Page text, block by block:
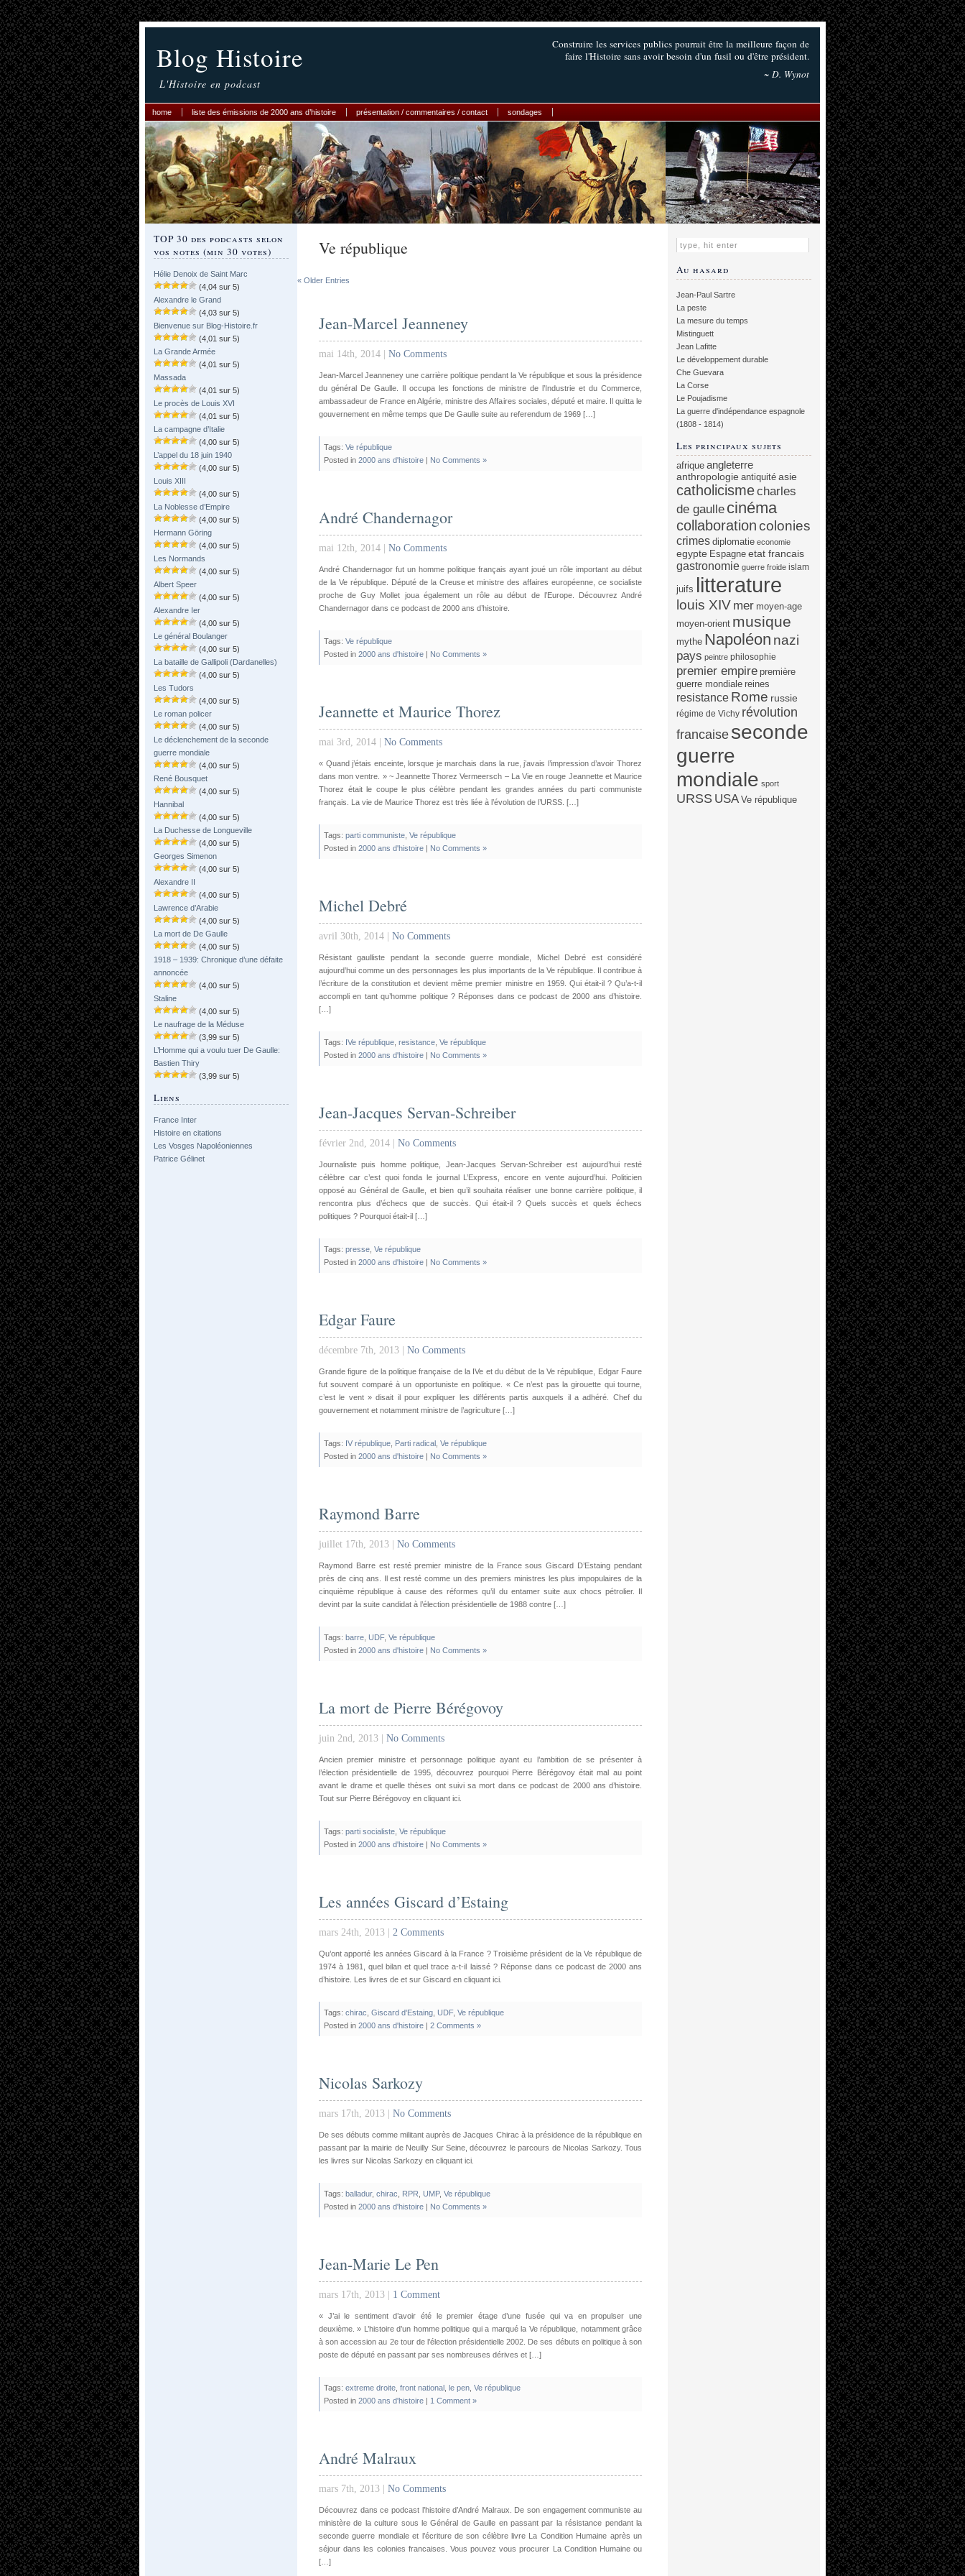
Blog Histoire
L'Histoire en podcast
Construire les services publics pourrait être la meilleure façon de
faire l'Histoire sans avoir besoin d'un fusil ou d'être président.
~ D. Wynot
home liste des émissions de 2000 ans d’histoire présentation / commentaires / contact sondages
TOP 30 des podcasts selon
vos notes (min 30 votes)
Hélie Denoix de Saint Marc
(4,04 sur 5)
Alexandre le Grand
(4,03 sur 5)
Bienvenue sur Blog-Histoire.fr
(4,01 sur 5)
La Grande Armée
(4,01 sur 5)
Massada
(4,01 sur 5)
Le procès de Louis XVI
(4,01 sur 5)
La campagne d’Italie
(4,00 sur 5)
L’appel du 18 juin 1940
(4,00 sur 5)
Louis XIII
(4,00 sur 5)
La Noblesse d’Empire
(4,00 sur 5)
Hermann Göring
(4,00 sur 5)
Les Normands
(4,00 sur 5)
Albert Speer
(4,00 sur 5)
Alexandre Ier
(4,00 sur 5)
Le général Boulanger
(4,00 sur 5)
La bataille de Gallipoli (Dardanelles)
(4,00 sur 5)
Les Tudors
(4,00 sur 5)
Le roman policer
(4,00 sur 5)
Le déclenchement de la seconde
guerre mondiale
(4,00 sur 5)
René Bousquet
(4,00 sur 5)
Hannibal
(4,00 sur 5)
La Duchesse de Longueville
(4,00 sur 5)
Georges Simenon
(4,00 sur 5)
Alexandre II
(4,00 sur 5)
Lawrence d’Arabie
(4,00 sur 5)
La mort de De Gaulle
(4,00 sur 5)
1918 – 1939: Chronique d’une défaite
annoncée
(4,00 sur 5)
Staline
(4,00 sur 5)
Le naufrage de la Méduse
(3,99 sur 5)
L’Homme qui a voulu tuer De Gaulle:
Bastien Thiry
(3,99 sur 5)
Liens
France Inter
Histoire en citations
Les Vosges Napoléoniennes
Patrice Gélinet
Ve république
« Older Entries
Jean-Marcel Jeanneney
mai 14th, 2014 | No Comments
Jean-Marcel Jeanneney une carrière politique pendant la Ve république et sous la présidence
du général De Gaulle. Il occupa les fonctions de ministre de l’Industrie et du Commerce,
ambassadeur de France en Algérie, ministre des Affaires sociales, député et maire. Il quitta le
gouvernement en même temps que De Gaulle suite au referendum de 1969 […]
Tags: Ve république
Posted in 2000 ans d'histoire | No Comments »
André Chandernagor
mai 12th, 2014 | No Comments
André Chandernagor fut un homme politique français ayant joué un rôle important au début
de la Ve république. Député de la Creuse et ministre des affaires européenne, ce socialiste
proche de Guy Mollet joua également un rôle au début de l’Europe. Découvrez André
Chandernagor dans ce podcast de 2000 ans d’histoire.
Tags: Ve république
Posted in 2000 ans d'histoire | No Comments »
Jeannette et Maurice Thorez
mai 3rd, 2014 | No Comments
« Quand j’étais enceinte, lorsque je marchais dans la rue, j’avais l’impression d’avoir Thorez
dans mon ventre. » ~ Jeannette Thorez Vermeersch – La Vie en rouge Jeannette et Maurice
Thorez était le coupe le plus célèbre pendant les grandes années du parti communiste
français. La vie de Maurice Thorez est très liée à l’évolution de l’URSS. […]
Tags: parti communiste Ve république
Posted in 2000 ans d'histoire | No Comments »
Michel Debré
avril 30th, 2014 | No Comments
Résistant gaulliste pendant la seconde guerre mondiale, Michel Debré est considéré
aujourd’hui comme un des personnages les plus importants de la Ve république. Il contribue à
l’écriture de la constitution et devient même premier ministre en 1959. Qui était-il ? Qu’a-t-il
accompli en tant qu’homme politique ? Réponses dans ce podcast de 2000 ans d’histoire.
[…]
Tags: IVe république resistance Ve république
Posted in 2000 ans d'histoire | No Comments »
Jean-Jacques Servan-Schreiber
février 2nd, 2014 | No Comments
Journaliste puis homme politique, Jean-Jacques Servan-Schreiber est aujourd’hui resté
célèbre car c’est quoi fonda le journal L’Express, encore en vente aujourd’hui. Politicien
opposé au Général de Gaulle, et bien qu’il souhaita réaliser une bonne carrière politique, il
rencontra plus d’échecs que de succès. Qui était-il ? Quels succès et quels échecs
politiques ? Pourquoi était-il […]
Tags: presse Ve république
Posted in 2000 ans d'histoire | No Comments »
Edgar Faure
décembre 7th, 2013 | No Comments
Grande figure de la politique française de la IVe et du début de la Ve république, Edgar Faure
fut souvent comparé à un opportuniste en politique. « Ce n’est pas la girouette qui tourne,
c’est le vent » disait il pour expliquer les différents partis auxquels il a adhéré. Chef du
gouvernement et notamment ministre de l’agriculture […]
Tags: IV république Parti radical Ve république
Posted in 2000 ans d'histoire | No Comments »
Raymond Barre
juillet 17th, 2013 | No Comments
Raymond Barre est resté premier ministre de la France sous Giscard D’Estaing pendant
près de cinq ans. Il est resté comme un des premiers ministres les plus impopulaires de la
cinquième république à cause des réformes qu’il du entamer suite aux chocs pétrolier. Il
devint par la suite candidat à l’élection présidentielle de 1988 contre […]
Tags: barre UDF, Ve république
Posted in 2000 ans d'histoire | No Comments »
La mort de Pierre Bérégovoy
juin 2nd, 2013 | No Comments
Ancien premier ministre et personnage politique ayant eu l’ambition de se présenter à
l’élection présidentielle de 1995, découvrez pourquoi Pierre Bérégovoy était mal au point
avant le drame et quelle thèses ont suivi sa mort dans ce podcast de 2000 ans d’histoire.
Tout sur Pierre Bérégovoy en cliquant ici.
Tags: parti socialiste Ve république
Posted in 2000 ans d'histoire | No Comments »
Les années Giscard d’Estaing
mars 24th, 2013 | 2 Comments
Qu’ont apporté les années Giscard à la France ? Troisième président de la Ve république de
1974 à 1981, quel bilan et quel trace a-t-il laissé ? Réponse dans ce podcast de 2000 ans
d’histoire. Les livres de et sur Giscard en cliquant ici.
Tags: chirac Giscard d'Estaing UDF, Ve république
Posted in 2000 ans d'histoire | 2 Comments »
Nicolas Sarkozy
mars 17th, 2013 | No Comments
De ses débuts comme militant auprès de Jacques Chirac à la présidence de la république en
passant par la mairie de Neuilly Sur Seine, découvrez le parcours de Nicolas Sarkozy. Tous
les livres sur Nicolas Sarkozy en cliquant ici.
Tags: balladur, chirac RPR UMP, Ve république
Posted in 2000 ans d'histoire | No Comments »
Jean-Marie Le Pen
mars 17th, 2013 | 1 Comment
« J’ai le sentiment d’avoir été le premier étage d’une fusée qui va en propulser une
deuxième. » L’histoire d’un homme politique qui a marqué la Ve république, notamment grâce
à son accession au 2e tour de l’élection présidentielle 2002. De ses débuts en politique à son
poste de député en passant par ses nombreuses dérives et […]
Tags: extreme droite front national le pen Ve république
Posted in 2000 ans d'histoire | 1 Comment »
André Malraux
mars 7th, 2013 | No Comments
Découvrez dans ce podcast l’histoire d’André Malraux. De son engagement communiste au
ministère de la culture sous le Général de Gaulle en passant par la résistance pendant la
seconde guerre mondiale et l’écriture de son célèbre livre La Condition Humaine après un
séjour dans les colonies francaises. Vous pouvez vous procurer La Condition Humaine ou
[…]
Au hasard
Jean-Paul Sartre
La peste
La mesure du temps
Mistinguett
Jean Lafitte
Le développement durable
Che Guevara
La Corse
Le Poujadisme
La guerre d'indépendance espagnole
(1808 - 1814)
Les principaux sujets
afrique angleterre
anthropologie antiquité asie
catholicismecharles
de gaulle cinéma
collaborationcolonies
crimes diplomatie economie
egypte Espagne etat francais
gastronomie guerre froide islam
juifs litterature
louis XIV mer moyen-age
moyen-orient musique
mythe Napoléon nazi
pays peintre philosophie
premier empire première
guerre mondiale reines
resistance Rome russie
régime de Vichy révolution
francaise seconde
guerre
mondiale sport
URSS USA Ve république